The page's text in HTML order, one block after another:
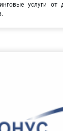
услуги от